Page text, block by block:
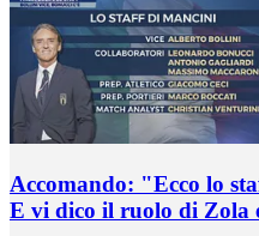
Accomando: "Ecco lo
E vi dico il ruolo di Zola